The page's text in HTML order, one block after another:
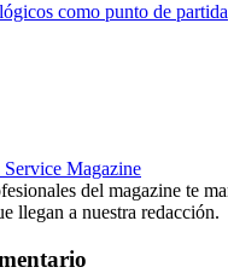
como punto de partida
Magazine
del magazine te
llegan a nuestra redacción.